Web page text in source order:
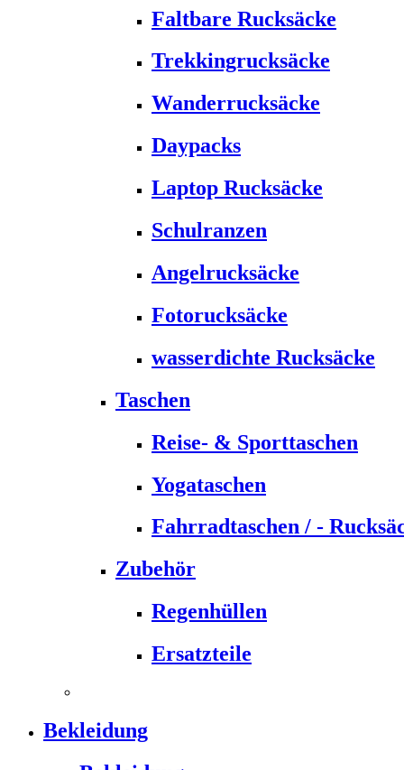
Faltbare Rucksäcke
Trekkingrucksäcke
Wanderrucksäcke
Daypacks
Laptop Rucksäcke
Schulranzen
Angelrucksäcke
Fotorucksäcke
wasserdichte Rucksäcke
Taschen
Reise- & Sporttaschen
Yogataschen
Fahrradtaschen / -
Zubehör
Regenhüllen
Ersatzteile
Bekleidung